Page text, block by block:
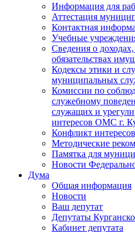
Информация для
Аттестация
Контактная
Учебные
Сведения о
обязательствах
Кодексы этики и
муниципальных
Комиссии по
служебному
служащих и
интересов ОМС г.
Конфликт
Методические
Памятка для
Новости
Дума
Общая информация
Новости
Ваш депутат
Депутаты
Кабинет депутата